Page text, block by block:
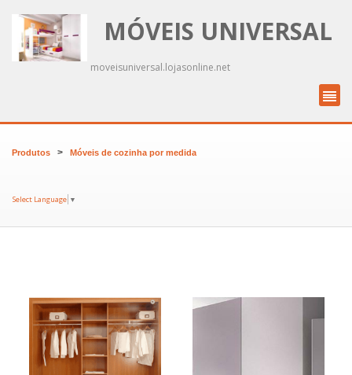
MÓVEIS UNIVERSAL
moveisuniversal.lojasonline.net
Produtos > Móveis de cozinha por medida
Select Language ▼